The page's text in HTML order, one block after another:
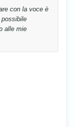
con la voce è
alle mie